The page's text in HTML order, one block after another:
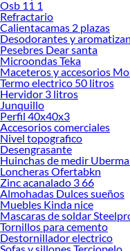
decoración. ¡Visítanos y haz tus
Osb 11 1
Refractario
Calientacamas 2 plazas
Desodorantes y
Pesebres Dear santa
Microondas Teka
Maceteros y accesorios
Termo electrico 50 litros
Hervidor 3 litros
Junquillo
Perfil 40x40x3
Accesorios comerciales
Nivel topografico
Desengrasante
Huinchas de medir
Loncheras Ofertabkn
Zinc acanalado 3 66
Almohadas Dulces sueños
Muebles Kinda nice
Mascaras de soldar
Tornillos para cemento
Destornillador electrico